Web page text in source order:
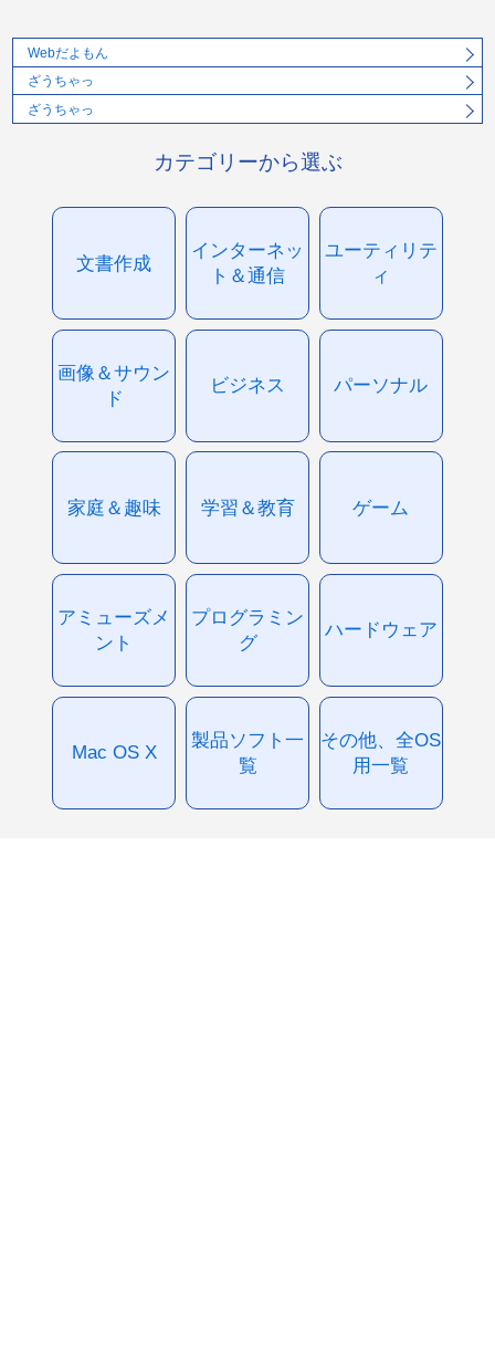
Webだよもん
ざうちゃっ
ざうちゃっ
カテゴリーから選ぶ
文書作成
インターネッ
ト＆通信
ユーティリテ
ィ
画像＆サウン
ド
ビジネス パーソナル
家庭＆趣味 学習＆教育 ゲーム
アミューズメ
ント
プログラミン
グ
ハードウェア
Mac OS X
製品ソフト一
覧
その他、全OS
用一覧